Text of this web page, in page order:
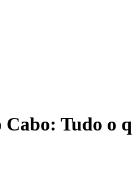
Tudo o